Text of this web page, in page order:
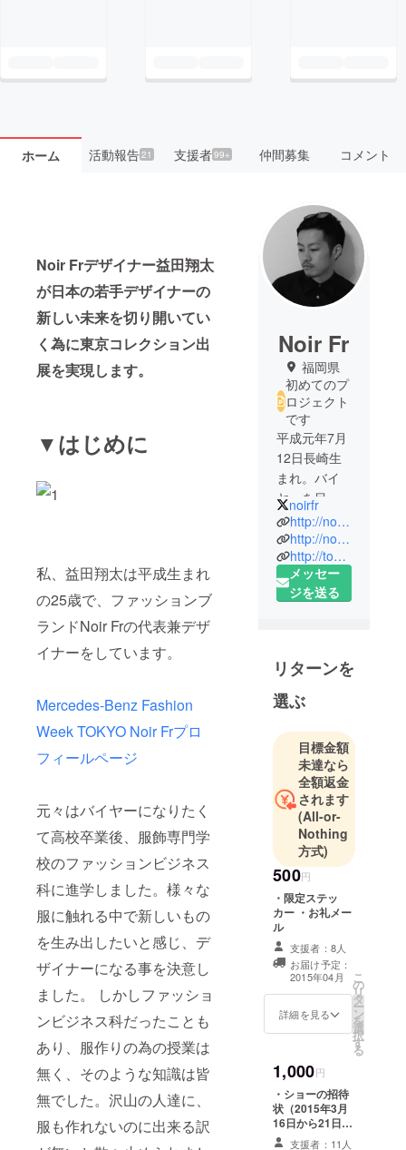
ホーム 活動報告21 支援者99+ 仲間募集 コメント
Noir Frデザイナー益田翔太
が日本の若手デザイナーの
新しい未来を切り開いてい
く為に東京コレクション出
展を実現します。
▼はじめに
私、益田翔太は平成生まれ
の25歳で、ファッションブ
ランドNoir Frの代表兼デザ
イナーをしています。
Mercedes-Benz Fashion
Week TOKYO Noir Frプロ
フィールページ
元々はバイヤーになりたく
て高校卒業後、服飾専門学
校のファッションビジネス
科に進学しました。様々な
服に触れる中で新しいもの
を生み出したいと感じ、デ
ザイナーになる事を決意し
ました。 しかしファッショ
ンビジネス科だったことも
あり、服作りの為の授業は
無く、そのような知識は皆
無でした。沢山の人達に、
服も作れないのに出来る訳
Noir Fr
福岡県
初めてのプ
ロジェクト
です
平成元年7月
12日長崎生
まれ。バイ
ヤーを目指
し福岡の大
村ファッ
ションデザ
イン専門学
校のファッ
学。様々な
服に触れて
いく中で既
満足出来な
くなりデザ
イナーにな
る事を決意
する。2010-
2011A/Wよ
りNoir Frを
スタート。
2014年10月
に行われた
Mercedes-
Benz
Fashion
Week
TOKYO
2015S/Sに初
生まれ初の
東コレデザ
イナーにな
る。
noirfr
http://noirfr.com/
http://noirfr.thebase.in
http://tokyo-mbfashionweek.com/jp/brands/detail/noir-fr/
メッセー
ジを送る
リターンを
選ぶ
目標金額
未達なら
全額返金
されます
(All-or-
Nothing
方式)
500円
・限定ステッ
カー ・お礼メー
ル
支援者：8人
お届け予定：
2015年04月
詳細を見る
こ
の
リ
タ
ー
ン
を
選
択
す
る
1,000円
・ショーの招待
状（2015年3月
16日から21日の
間で渋谷にて開
支援者：11人